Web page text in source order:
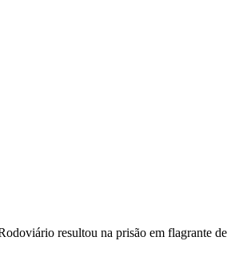
resultou na prisão em flagrante de